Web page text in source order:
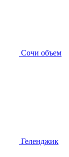
Сочи объем
Геленджик